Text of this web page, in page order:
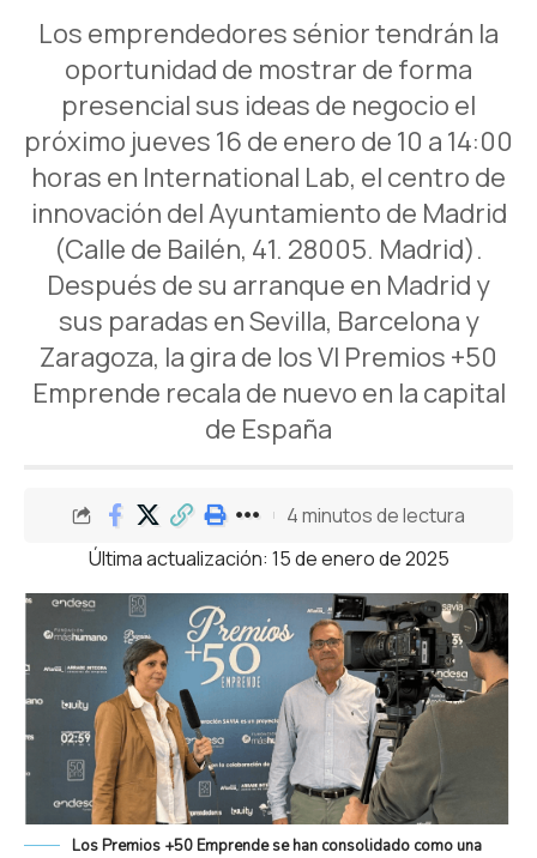
Los emprendedores sénior tendrán la
oportunidad de mostrar de forma
presencial sus ideas de negocio el
próximo jueves 16 de enero de 10 a 14:00
horas en International Lab, el centro de
innovación del Ayuntamiento de Madrid
(Calle de Bailén, 41. 28005. Madrid).
Después de su arranque en Madrid y
sus paradas en Sevilla, Barcelona y
Zaragoza, la gira de los VI Premios +50
Emprende recala de nuevo en la capital
de España
Última actualización: 15 de enero de 2025
4 minutos de lectura
Los Premios +50 Emprende se han consolidado como una